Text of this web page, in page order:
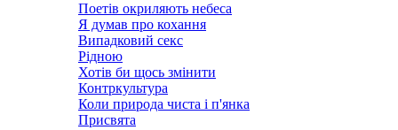
Поетів окриляють небеса
Я думав про кохання
Випадковий секс
Рідною
Хотів би щось змінити
Контркультура
Коли природа чиста і п'янка
Присвята